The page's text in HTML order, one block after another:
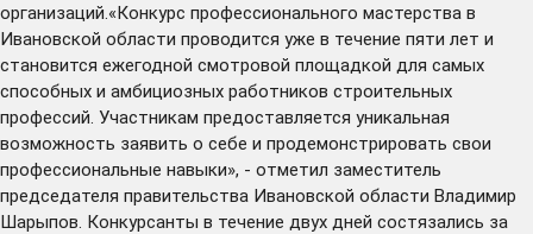
организаций.«Конкурс профессионального мастерства в
Ивановской области проводится уже в течение пяти лет и
становится ежегодной смотровой площадкой для самых
способных и амбициозных работников строительных
профессий. Участникам предоставляется уникальная
возможность заявить о себе и продемонстрировать свои
профессиональные навыки», - отметил заместитель
председателя правительства Ивановской области Владимир
Шарыпов. Конкурсанты в течение двух дней состязались за